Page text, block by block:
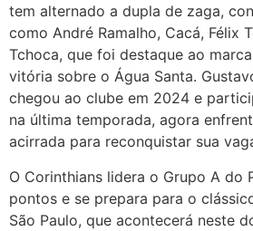
tem alternado a dupla de zaga,
como André Ramalho, Cacá, Félix
Tchoca, que foi destaque ao
vitória sobre o Água Santa.
chegou ao clube em 2024 e
na última temporada, agora
acirrada para reconquistar sua
O Corinthians lidera o Grupo A do
pontos e se prepara para o
São Paulo, que acontecerá neste